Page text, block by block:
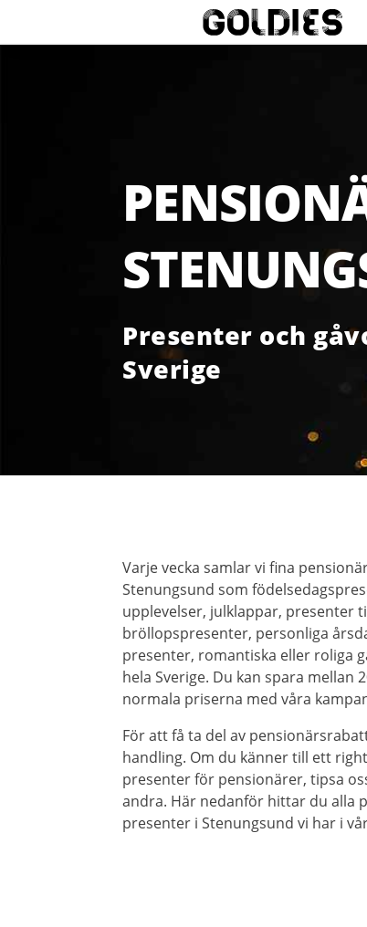
Presenter och
Sverige
Varje vecka samlar vi fina
Stenungsund som
upplevelser, julklappar, presenter
bröllopspresenter, personliga
presenter, romantiska eller roliga
hela Sverige. Du kan spara mellan
normala priserna med våra
För att få ta del av
handling. Om du känner till ett
presenter för pensionärer, tipsa
andra. Här nedanför hittar du alla
presenter i Stenungsund vi har i